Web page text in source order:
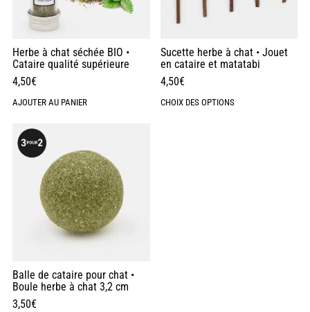
Herbe à chat séchée BIO •
Cataire qualité supérieure
4,50€
AJOUTER AU PANIER
Sucette herbe à chat • Jouet
en cataire et matatabi
4,50€
CHOIX DES OPTIONS
Balle de cataire pour chat •
Boule herbe à chat 3,2 cm
3,50€